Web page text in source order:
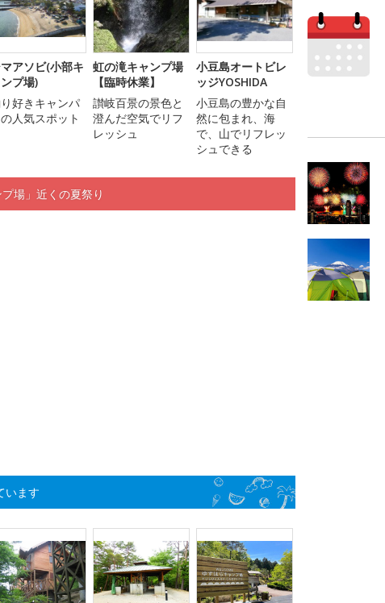
アソビ(小部キ
プ場)
好きキャンパ
人気スポット
虹の滝キャンプ場
【臨時休業】
讃岐百景の景色と
澄んだ空気でリフ
レッシュ
小豆島オートビレ
ッジYOSHIDA
小豆島の豊かな自
然に包まれ、海
で、山でリフレッ
シュできる
場」近くの夏祭り
います